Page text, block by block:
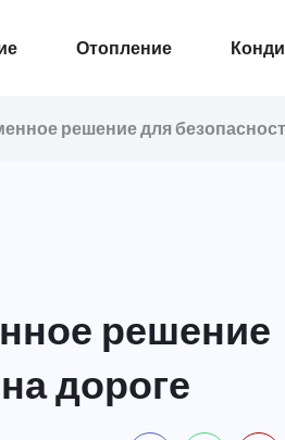
Отопление
решение для
решение
дороге